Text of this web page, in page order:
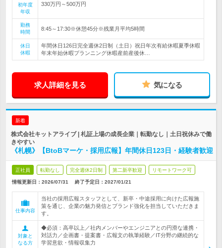
初年度
年収
330万円～500万円
勤務
時間
8:45～17:30※休憩45分※残業月平均5時間
休日
休暇
年間休日126日完全週休2日制（土日）祝日年次有給休暇夏季休暇
年末年始休暇プランニング休暇産前産後休…
求人詳細を見る 気になる
新着
株式会社キットアライブ | 札証上場の成長企業｜転勤なし｜土日祝休みで働
きやすい
《札幌》【BtoBマーケ・採用広報】年間休日123日・経験者歓迎
正社員 転勤なし 完全週休2日制 第二新卒歓迎 リモートワーク可
情報更新日：2026/07/31 終了予定日： 2027/01/21
仕事内容
当社の採用広報スタッフとして、新卒・中途採用に向けた広報施
策を通じ、企業の魅力発信とブランド強化を担当していただきま
す。
対象と
なる方
◆必須：高卒以上／社内メンバーやエンジニアとの円滑な連携・
対話力／企画書・提案書・広報文の執筆経験／IT分野の継続的な
学習意欲・情報収集力